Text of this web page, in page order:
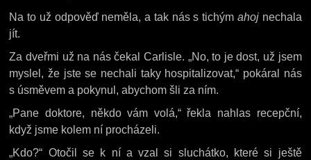
Na to už odpověď neměla, a tak nás s tichým ahoj nechala
jít.
Za dveřmi už na nás čekal Carlisle. „No, to je dost, už jsem
myslel, že jste se nechali taky hospitalizovat,“ pokáral nás
s úsměvem a pokynul, abychom šli za ním.
„Pane doktore, někdo vám volá,“ řekla nahlas recepční,
když jsme kolem ní procházeli.
„Kdo?“ Otočil se k ní a vzal si sluchátko, které si ještě